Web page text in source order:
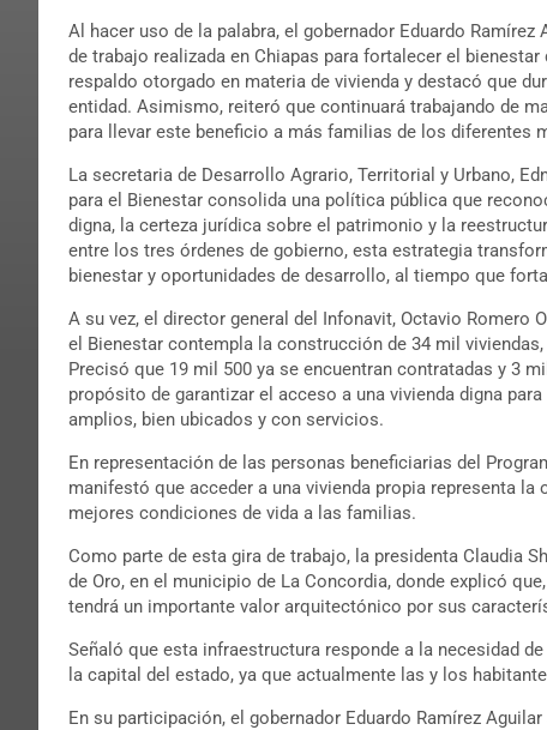
Al hacer uso de la palabra, el gobernador Eduardo
de trabajo realizada en Chiapas para fortalecer el
respaldo otorgado en materia de vivienda y destacó que
entidad. Asimismo, reiteró que continuará trabajando de
para llevar este beneficio a más familias de los diferentes
La secretaria de Desarrollo Agrario, Territorial y Urbano,
para el Bienestar consolida una política pública que
digna, la certeza jurídica sobre el patrimonio y la
entre los tres órdenes de gobierno, esta estrategia
bienestar y oportunidades de desarrollo, al tiempo que
A su vez, el director general del Infonavit, Octavio Romero
el Bienestar contempla la construcción de 34 mil
Precisó que 19 mil 500 ya se encuentran contratadas y 3
propósito de garantizar el acceso a una vivienda digna
amplios, bien ubicados y con servicios.
En representación de las personas beneficiarias del
manifestó que acceder a una vivienda propia representa
mejores condiciones de vida a las familias.
Como parte de esta gira de trabajo, la presidenta Claudia
de Oro, en el municipio de La Concordia, donde explicó
tendrá un importante valor arquitectónico por sus
Señaló que esta infraestructura responde a la necesidad
la capital del estado, ya que actualmente las y los
En su participación, el gobernador Eduardo Ramírez